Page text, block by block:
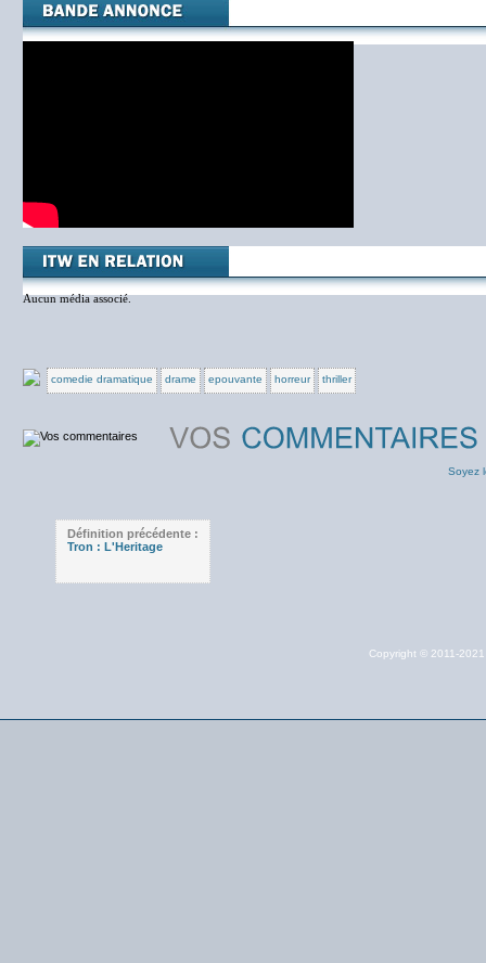
Aucun média associé.
comedie dramatique drame epouvante horreur thriller
Soyez
Définition précédente :
Tron : L'Heritage
Copyright © 2011-